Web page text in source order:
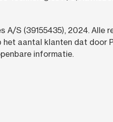
A/S (39155435), 2024. Alle
het aantal klanten dat door
informatie.